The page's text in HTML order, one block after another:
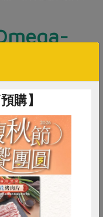
3！
使用大豆油、葵花
白質，也會吃下許
減硝酸鹽
購】